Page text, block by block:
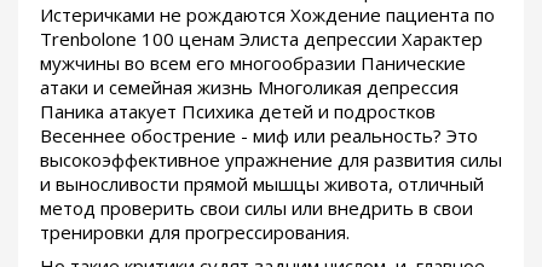
Истеричками не рождаются Хождение пациента по
Trenbolone 100 ценам Элиста депрессии Характер
мужчины во всем его многообразии Панические
атаки и семейная жизнь Многоликая депрессия
Паника атакует Психика детей и подростков
Весеннее обострение - миф или реальность? Это
высокоэффективное упражнение для развития силы
и выносливости прямой мышцы живота, отличный
метод проверить свои силы или внедрить в свои
тренировки для прогрессирования.